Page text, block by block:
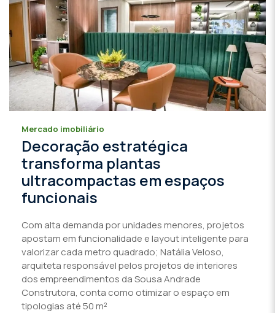
Mercado imobiliário
Decoração estratégica
transforma plantas
ultracompactas em espaços
funcionais
Com alta demanda por unidades menores, projetos
apostam em funcionalidade e layout inteligente para
valorizar cada metro quadrado; Natália Veloso,
arquiteta responsável pelos projetos de interiores
dos empreendimentos da Sousa Andrade
Construtora, conta como otimizar o espaço em
tipologias até 50 m²